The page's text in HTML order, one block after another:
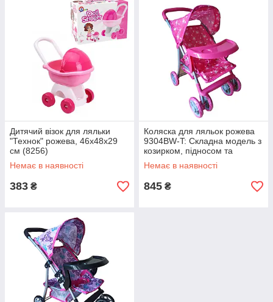
Дитячий візок для ляльки
"Технок" рожева, 46х48х29
см (8256)
Немає в наявності
383 ₴
Коляска для ляльок рожева
9304BW-T: Складна модель з
козирком, підносом та
металевим каркасом
Немає в наявності
845 ₴